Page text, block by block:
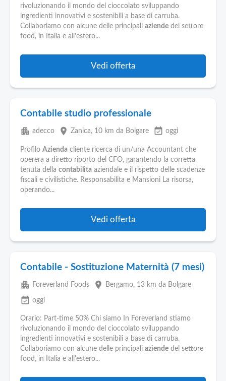
rivoluzionando il mondo del cioccolato sviluppando
ingredienti innovativi e sostenibili a base di carruba.
Collaboriamo con alcune delle principali aziende del settore
food, in Italia e all'estero...
Vedi offerta
Contabile studio professionale
apartment adecco place Zanica, 10 km da Bolgare event_available oggi
Profilo Azienda cliente ricerca di un/una Accountant che
operera a diretto riporto del CFO, garantendo la corretta
tenuta della contabilita aziendale e il rispetto delle scadenze
fiscali e civilistiche. Responsabilita e Mansioni La risorsa,
operando...
Vedi offerta
Contabile - Sostituzione Maternità (7 mesi)
apartment Foreverland Foods place Bergamo, 13 km da Bolgare
event_available oggi
Orario: Part-time 50% Chi siamo In Foreverland stiamo
rivoluzionando il mondo del cioccolato sviluppando
ingredienti innovativi e sostenibili a base di carruba.
Collaboriamo con alcune delle principali aziende del settore
food, in Italia e all'estero...